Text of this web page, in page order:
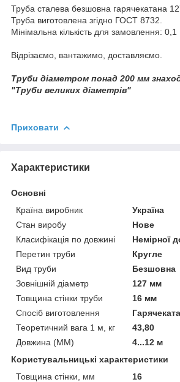
Труба сталева безшовна гарячекатана
Труба виготовлена згідно ГОСТ 8732.
Мінімальна кількість для замовлення: 0,1
Відрізаємо, вантажимо, доставляємо.
Труби діаметром понад 200 мм
"Труби великих діаметрів"
Приховати
Характеристики
Основні
Країна виробник
Україна
Стан виробу
Нове
Класифікація по довжині
Немірної
Перетин труби
Кругле
Вид труби
Безшовна
Зовнішній діаметр
127 мм
Товщина стінки труби
16 мм
Спосіб виготовлення
Теоретичний вага 1 м, кг
43,80
Довжина (ММ)
4...12 м
Користувальницькі характеристики
Товщина стінки, мм
16